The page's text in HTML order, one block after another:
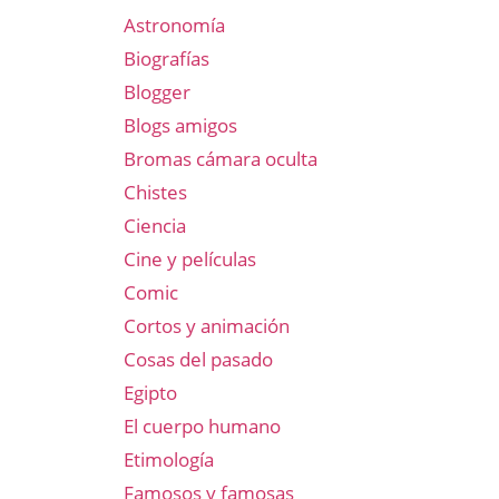
Astronomía
Biografías
Blogger
Blogs amigos
Bromas cámara oculta
Chistes
Ciencia
Cine y películas
Comic
Cortos y animación
Cosas del pasado
Egipto
El cuerpo humano
Etimología
Famosos y famosas